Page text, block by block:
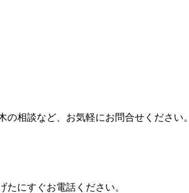
の相談など、お気軽にお問合せください。
にすぐお電話ください。